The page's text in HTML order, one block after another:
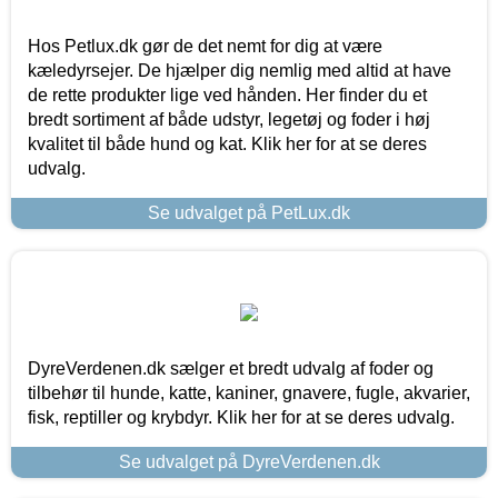
Hos Petlux.dk gør de det nemt for dig at være
kæledyrsejer. De hjælper dig nemlig med altid at have
de rette produkter lige ved hånden. Her finder du et
bredt sortiment af både udstyr, legetøj og foder i høj
kvalitet til både hund og kat. Klik her for at se deres
udvalg.
Se udvalget på PetLux.dk
DyreVerdenen.dk sælger et bredt udvalg af foder og
tilbehør til hunde, katte, kaniner, gnavere, fugle, akvarier,
fisk, reptiller og krybdyr. Klik her for at se deres udvalg.
Se udvalget på DyreVerdenen.dk